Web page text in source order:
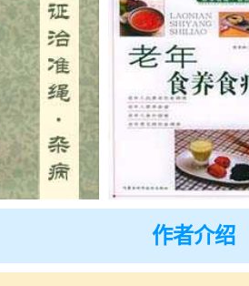
作者介绍